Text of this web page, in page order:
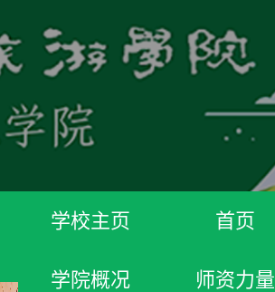
学校主页 首页
学院概况 师资力量